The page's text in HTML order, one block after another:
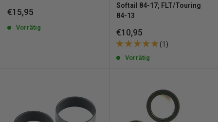
Sonderpreis
€15,95
Vorrätig
Softail 84-17; FLT/Touring
84-13
Sonderpreis
€10,95
(1)
Vorrätig